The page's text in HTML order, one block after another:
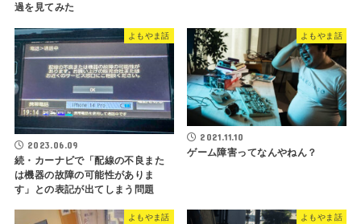
過を見てみた
よもやま話
2023.06.09
続・カーナビで「配線の不良また
は機器の故障の可能性がありま
す」との表記が出てしまう問題
よもやま話
2021.11.10
ゲーム障害ってなんやねん？
よもやま話 よもやま話